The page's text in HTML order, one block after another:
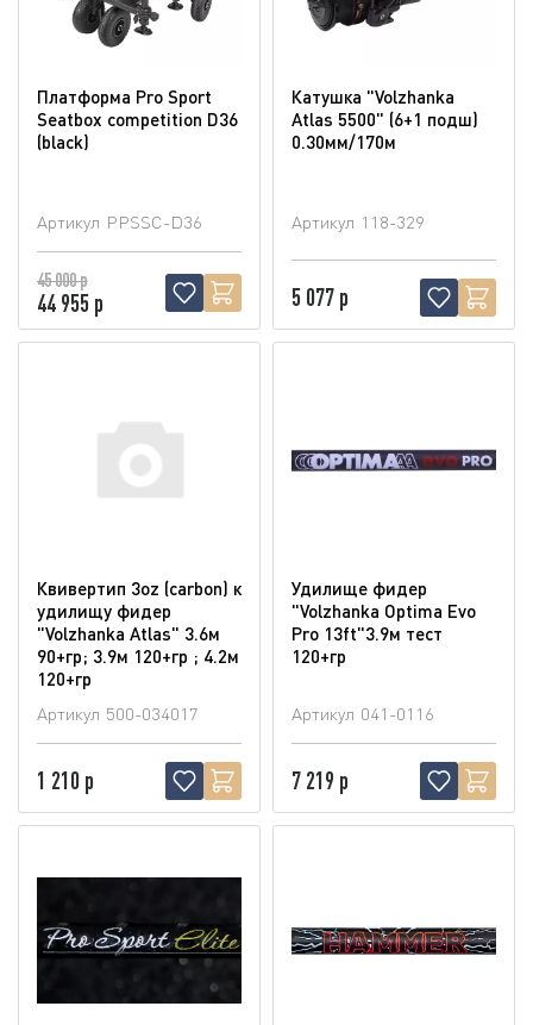
Платформа Pro Sport
Seatbox competition D36
(blaсk)
Артикул PPSSC-D36
45 000 р
44 955 р
Катушка "Volzhanka
Atlas 5500" (6+1 подш)
0.30мм/170м
Артикул 118-329
5 077 р
Квивертип 3oz (carbon) к
удилищу фидер
"Volzhanka Atlas" 3.6м
90+гр; 3.9м 120+гр ; 4.2м
120+гр
Артикул 500-034017
1 210 р
Удилище фидер
"Volzhanka Optima Evo
Pro 13ft"3.9м тест
120+гр
Артикул 041-0116
7 219 р